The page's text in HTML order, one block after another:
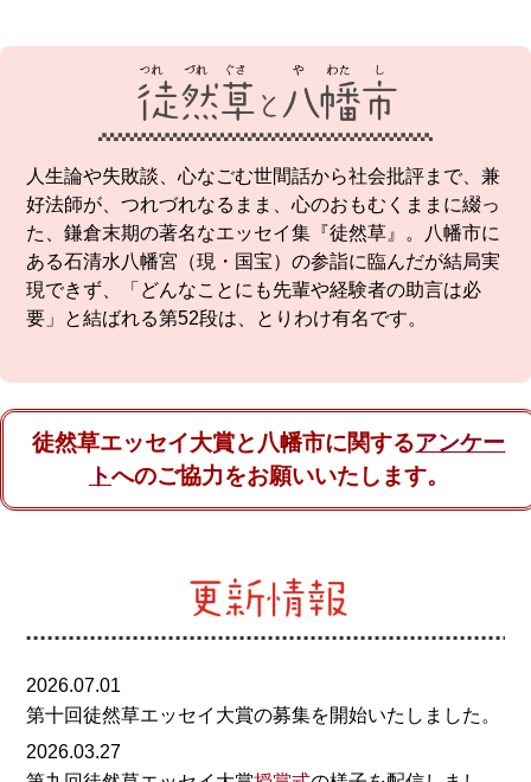
人生論や失敗談、心なごむ世間話から社会批評まで、兼
好法師が、つれづれなるまま、心のおもむくままに綴っ
た、鎌倉末期の著名なエッセイ集『徒然草』。 八幡市に
ある石清水八幡宮（現・国宝）の参詣に臨んだが結局実
現できず、
「どんなことにも先輩や経験者の助言は必
要」と結ばれる第52段は、とりわけ有名です。
徒然草エッセイ大賞と八幡市に関するアンケー
トへのご協力をお願いいたします。
2026.07.01
第十回徒然草エッセイ大賞の募集を開始いたしました。
2026.03.27